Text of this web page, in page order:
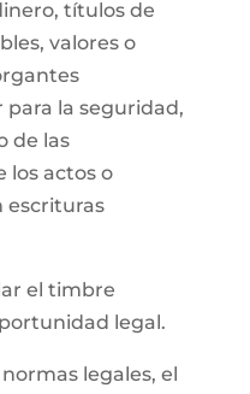
títulos de
valores o
la seguridad,
de las
los actos o
escrituras
el timbre
legal.
legales, el